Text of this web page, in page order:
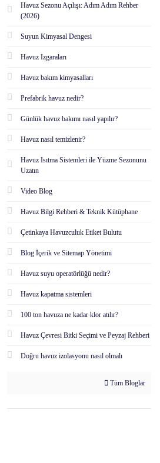
Havuz Sezonu Açılışı: Adım Adım Rehber
(2026)
Suyun Kimyasal Dengesi
Havuz Izgaraları
Havuz bakım kimyasalları
Prefabrik havuz nedir?
Günlük havuz bakımı nasıl yapılır?
Havuz nasıl temizlenir?
Havuz Isıtma Sistemleri ile Yüzme Sezonunu
Uzatın
Video Blog
Havuz Bilgi Rehberi & Teknik Kütüphane
Çetinkaya Havuzculuk Etiket Bulutu
Blog İçerik ve Sitemap Yönetimi
Havuz suyu operatörlüğü nedir?
Havuz kapatma sistemleri
100 ton havuza ne kadar klor atılır?
Havuz Çevresi Bitki Seçimi ve Peyzaj Rehberi
Doğru havuz izolasyonu nasıl olmalı
Tüm Bloglar